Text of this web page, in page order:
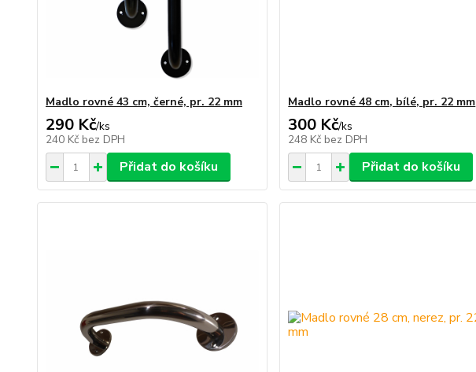
Madlo rovné 43 cm, černé, pr. 22 mm
290 Kč/ks
240 Kč bez DPH
Přidat do košíku
Madlo rovné 48 cm, bílé, pr. 22 mm
300 Kč/ks
248 Kč bez DPH
Přidat do košíku